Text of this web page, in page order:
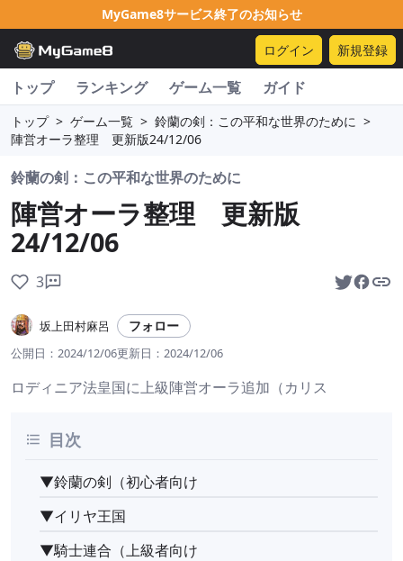
MyGame8サービス終了のお知らせ
ログイン 新規登録
トップ ランキング ゲーム一覧 ガイド
トップ > ゲーム一覧 > 鈴蘭の剣：この平和な世界のために >
陣営オーラ整理 更新版24/12/06
鈴蘭の剣：この平和な世界のために
陣営オーラ整理 更新版
24/12/06
3
坂上田村麻呂 フォロー
公開日： 2024/12/06更新日： 2024/12/06
ロディニア法皇国に上級陣営オーラ追加（カリス
目次
▼鈴蘭の剣（初心者向け
▼イリヤ王国
▼騎士連合（上級者向け